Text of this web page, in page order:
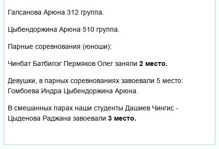
Галсанова Арюна 312 группа.
Цыбендоржина Арюна 510 группа.
Парные соревнования (юноши):
Чинбат Батбилэг Пермяков Олег заняли 2 место.
Девушки, в парных соревнованиях завоевали 5 место:
Гомбоева Индра Цыбендоржина Арюна.
В смешанных парах наши студенты Дашиев Чингис -
Цыденова Раджана завоевали 3 место.